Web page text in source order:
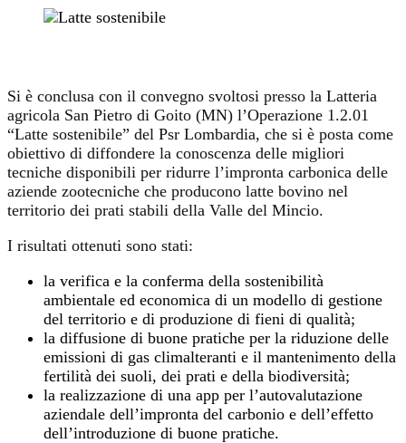
Si è conclusa con il convegno svoltosi presso la Latteria
agricola San Pietro di Goito (MN) l’Operazione 1.2.01
“Latte sostenibile” del Psr Lombardia, che si è posta come
obiettivo di diffondere la conoscenza delle migliori
tecniche disponibili per ridurre l’impronta carbonica delle
aziende zootecniche che producono latte bovino nel
territorio dei prati stabili della Valle del Mincio.
I risultati ottenuti sono stati:
la verifica e la conferma della sostenibilità
ambientale ed economica di un modello di gestione
del territorio e di produzione di fieni di qualità;
la diffusione di buone pratiche per la riduzione delle
emissioni di gas climalteranti e il mantenimento della
fertilità dei suoli, dei prati e della biodiversità;
la realizzazione di una app per l’autovalutazione
aziendale dell’impronta del carbonio e dell’effetto
dell’introduzione di buone pratiche.